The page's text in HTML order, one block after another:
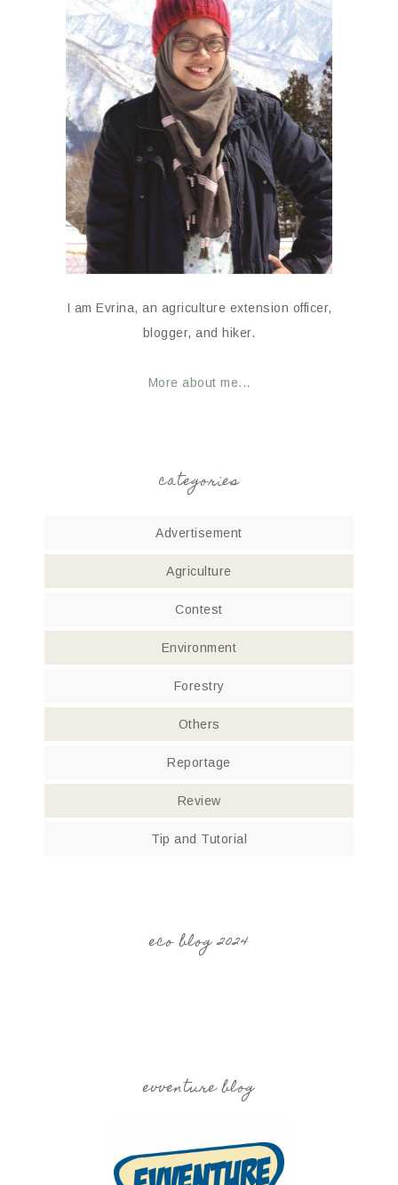
I am Evrina, an agriculture extension officer,
blogger, and hiker.
More about me...
categories
Advertisement
Agriculture
Contest
Environment
Forestry
Others
Reportage
Review
Tip and Tutorial
eco blog 2024
evventure blog